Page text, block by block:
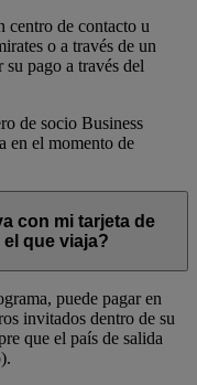
centro de contacto u
o a través de un
su pago a través del
de socio Business
en el momento de
con mi tarjeta de
que viaja?
puede pagar en
invitados dentro de su
que el país de salida